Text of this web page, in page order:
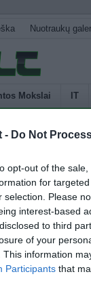
- Do Not
opt-out of the
for
selection. Please
interest-based
to third
of your
This information
Participants that
Nuotraukų
Mokslai IT
rūkymas sumažina
Vis dėlto,
bei apykaitos
bei aštuoni
ašuonerių